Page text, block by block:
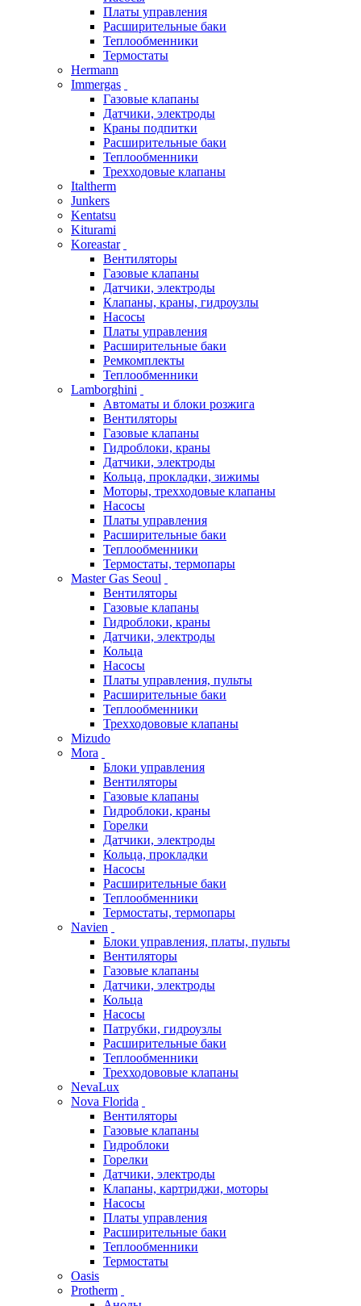
Платы управления
Расширительные баки
Теплообменники
Термостаты
Hermann
Immergas
Газовые клапаны
Датчики, электроды
Краны подпитки
Расширительные баки
Теплообменники
Трехходовые клапаны
Italtherm
Junkers
Kentatsu
Kiturami
Koreastar
Вентиляторы
Газовые клапаны
Датчики, электроды
Клапаны, краны, гидроузлы
Насосы
Платы управления
Расширительные баки
Ремкомплекты
Теплообменники
Lamborghini
Автоматы и блоки розжига
Вентиляторы
Газовые клапаны
Гидроблоки, краны
Датчики, электроды
Кольца, прокладки, зижимы
Моторы, трехходовые клапаны
Насосы
Платы управления
Расширительные баки
Теплообменники
Термостаты, термопары
Master Gas Seoul
Вентиляторы
Газовые клапаны
Гидроблоки, краны
Датчики, электроды
Кольца
Насосы
Платы управления, пульты
Расширительные баки
Теплообменники
Трехходововые клапаны
Mizudo
Mora
Блоки управления
Вентиляторы
Газовые клапаны
Гидроблоки, краны
Горелки
Датчики, электроды
Кольца, прокладки
Насосы
Расширительные баки
Теплообменники
Термостаты, термопары
Navien
Блоки управления, платы, пульты
Вентиляторы
Газовые клапаны
Датчики, электроды
Кольца
Насосы
Патрубки, гидроузлы
Расширительные баки
Теплообменники
Трехходововые клапаны
NevaLux
Nova Florida
Вентиляторы
Газовые клапаны
Гидроблоки
Горелки
Датчики, электроды
Клапаны, картриджи, моторы
Насосы
Платы управления
Расширительные баки
Теплообменники
Термостаты
Oasis
Protherm